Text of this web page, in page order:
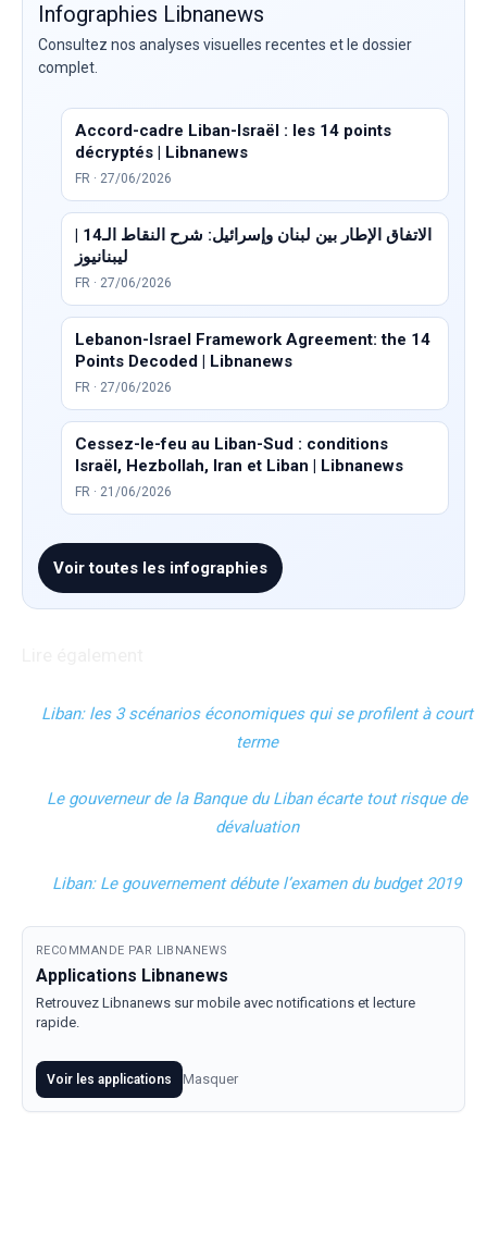
Infographies Libnanews
Consultez nos analyses visuelles recentes et le dossier
complet.
Accord-cadre Liban-Israël : les 14 points
décryptés | Libnanews
FR · 27/06/2026
ليبنانيوز
FR · 27/06/2026
Lebanon-Israel Framework Agreement: the 14
Points Decoded | Libnanews
FR · 27/06/2026
Cessez-le-feu au Liban-Sud : conditions
Israël, Hezbollah, Iran et Liban | Libnanews
FR · 21/06/2026
Voir toutes les infographies
Liban: les 3 scénarios économiques qui se profilent à court
terme
Le gouverneur de la Banque du Liban écarte tout risque de
dévaluation
Liban: Le gouvernement débute l’examen du budget 2019
RECOMMANDE PAR LIBNANEWS
Applications Libnanews
Retrouvez Libnanews sur mobile avec notifications et lecture
rapide.
Voir les applications Masquer